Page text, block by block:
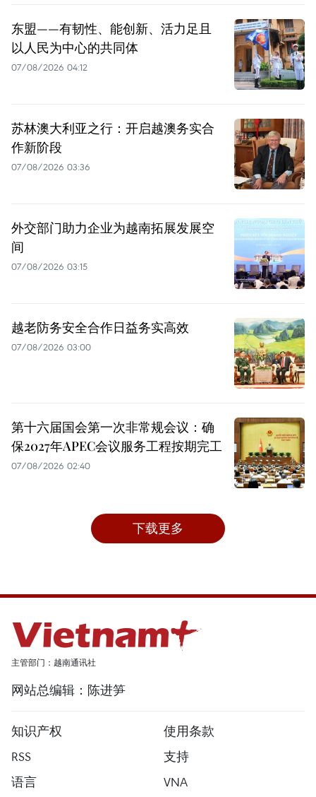
东盟——有韧性、能创新、活力足且
以人民为中心的共同体
07/08/2026 04:12
苏林澳大利亚之行：开启越澳务实合
作新阶段
07/08/2026 03:36
外交部门助力企业为越南拓展发展空
间
07/08/2026 03:15
越老防务安全合作日益务实高效
07/08/2026 03:00
第十六届国会第一次非常规会议：确
保2027年APEC会议服务工程按期完工
07/08/2026 02:40
下载更多
主管部门：越南通讯社
网站总编辑：陈进笋
知识产权
使用条款
RSS
支持
语言
VNA